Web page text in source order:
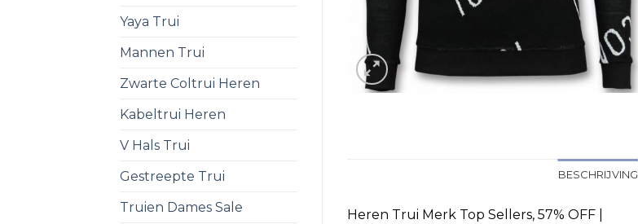
Yaya Trui
Mannen Trui
Zwarte Coltrui Heren
Kabeltrui Heren
V Hals Trui
Gestreepte Trui
Truien Dames Sale
BESCHRIJVING
Heren Trui Merk Top Sellers, 57% OFF |